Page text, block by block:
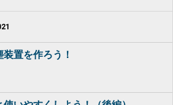
置を作ろう！